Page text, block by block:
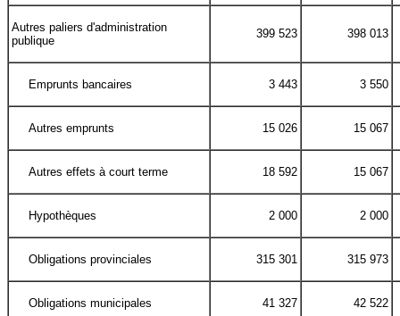
Autres paliers d'administration
publique
399 523 398 013
Emprunts bancaires 3 443 3 550
Autres emprunts 15 026 15 067
Autres effets à court terme 18 592 15 067
Hypothèques 2 000 2 000
Obligations provinciales 315 301 315 973
Obligations municipales 41 327 42 522